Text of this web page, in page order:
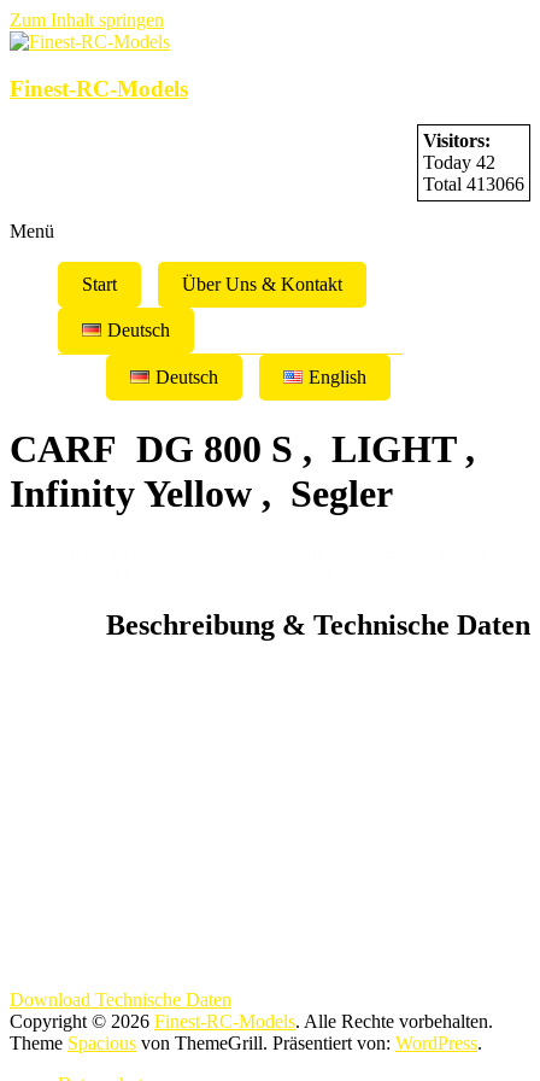
Zum Inhalt springen
Finest-RC-Models
Visitors:
Today 42
Total 413066
Menü
Start Über Uns & Kontakt
Deutsch
Deutsch English
CARF DG 800 S , LIGHT ,
Infinity Yellow , Segler
Beschreibung & Technische Daten
Download Technische Daten
Copyright © 2026 Finest-RC-Models. Alle Rechte vorbehalten.
Theme Spacious von ThemeGrill. Präsentiert von: WordPress.